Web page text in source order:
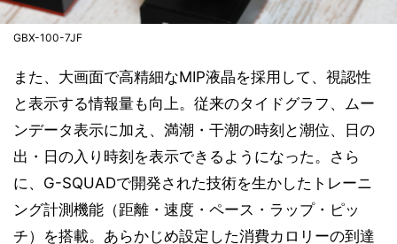
GBX-100-7JF
また、大画面で高精細なMIP液晶を採用して、視認性
と表示する情報量も向上。従来のタイドグラフ、ムー
ンデータ表示に加え、満潮・干潮の時刻と潮位、日の
出・日の入り時刻を表示できるようになった。さら
に、G-SQUADで開発された技術を生かしたトレーニ
ング計測機能（距離・速度・ペース・ラップ・ピッ
チ）を搭載。あらかじめ設定した消費カロリーの到達